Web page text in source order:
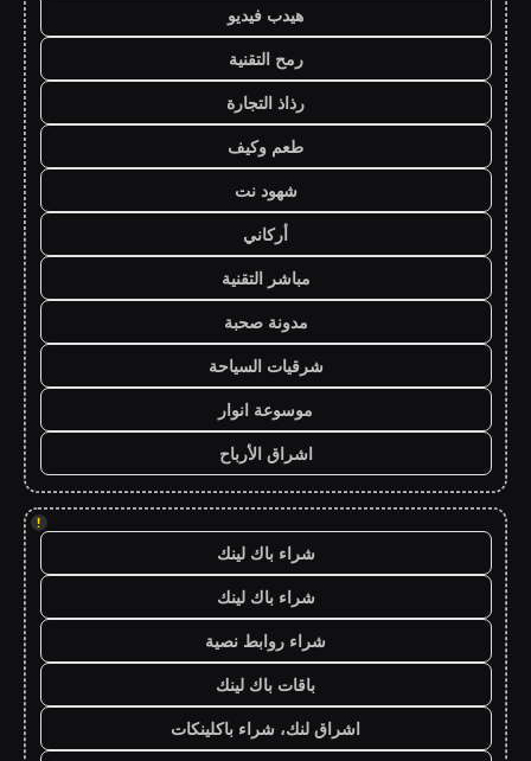
هيدب فيديو
رمح التقنية
رذاذ التجارة
طعم وكيف
شهود نت
أركاني
مباشر التقنية
مدونة صحبة
شرقيات السياحة
موسوعة انوار
اشراق الأرباح
!
شراء باك لينك
شراء باك لينك
شراء روابط نصية
باقات باك لينك
اشراق لنك، شراء باكلينكات